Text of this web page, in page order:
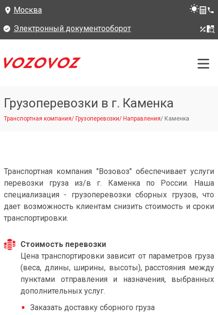
Москва
Электронный документооборот
Грузоперевозки в г. Каменка
Транспортная компания/ Грузоперевозки/ Направления/ Каменка
Транспортная компания "Возовоз" обеспечивает услуги
перевозки груза из/в г. Каменка по России. Наша
специализация - грузоперевозки сборных грузов, что
дает возможность клиентам снизить стоимость и сроки
транспортировки.
Стоимость перевозки
Цена транспортировки зависит от параметров груза
(веса, длины, ширины, высоты), расстояния между
пунктами отправления и назначения, выбранных
дополнительных услуг.
Заказать доставку сборного груза